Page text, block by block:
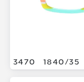
3470 1840/35